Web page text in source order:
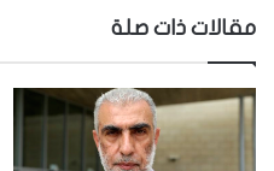
مقالات ذات صلة